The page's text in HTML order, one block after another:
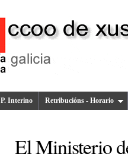
P. Interino Retribucións - Horario
El Ministerio